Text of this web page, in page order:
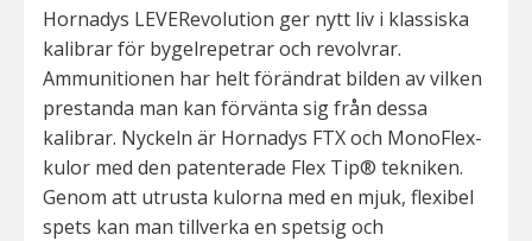
Hornadys LEVERevolution ger nytt liv i klassiska
kalibrar för bygelrepetrar och revolvrar.
Ammunitionen har helt förändrat bilden av vilken
prestanda man kan förvänta sig från dessa
kalibrar. Nyckeln är Hornadys FTX och MonoFlex-
kulor med den patenterade Flex Tip® tekniken.
Genom att utrusta kulorna med en mjuk, flexibel
spets kan man tillverka en spetsig och